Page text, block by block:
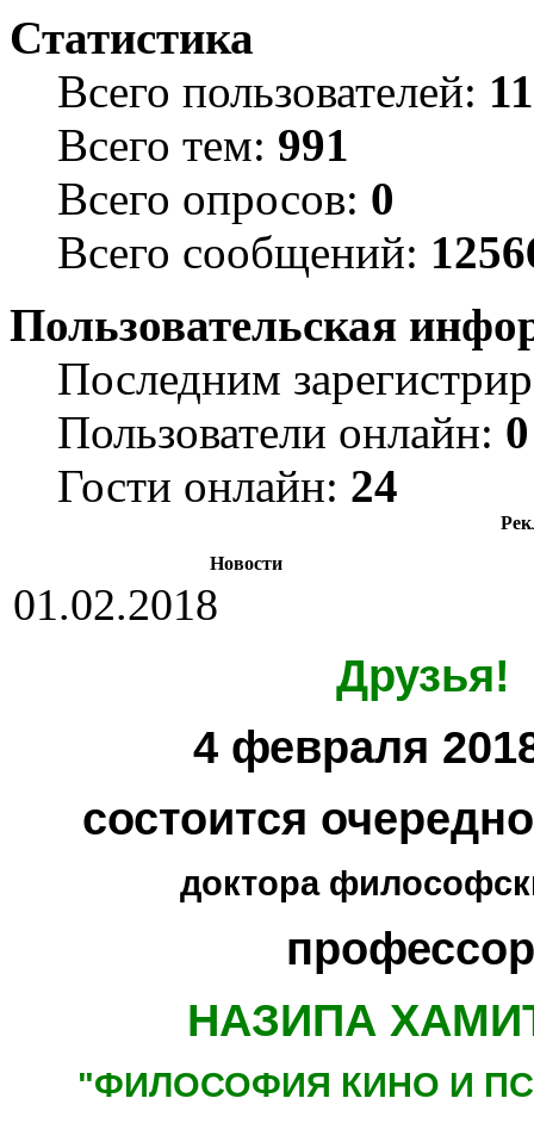
Статистика
Всего пользователей:
Всего тем: 991
Всего опросов: 0
Всего сообщений:
Пользовательская
Последним
Пользователи онлайн: 0
Гости онлайн: 24
Новости
01.02.2018
Друзья!
4 февраля
состоится
доктора
НАЗИПА
"ФИЛОСОФИЯ КИНО И